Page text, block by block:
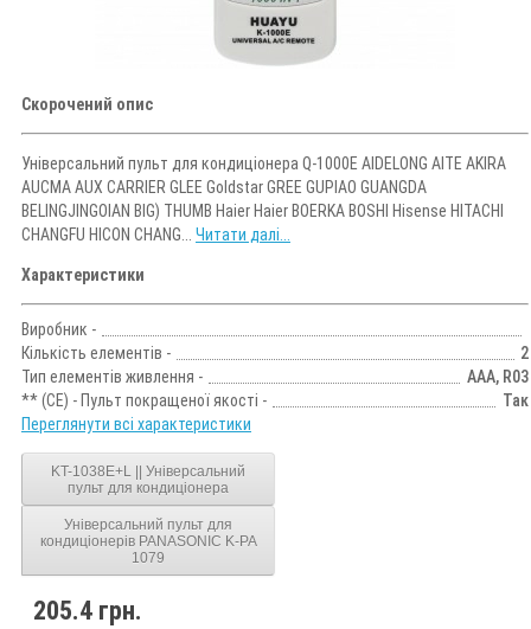
Скорочений опис
Універсальний пульт для кондиціонера Q-1000E AIDELONG AITE AKIRA
AUCMA AUX CARRIER GLEE Goldstar GREE GUPIAO GUANGDA
BELINGJINGOIAN BIG) THUMB Haier Haier BOERKA BOSHI Hisense HITACHI
CHANGFU HICON CHANG... Читати далі...
Характеристики
Виробник -
Кількість елементів -
2
Тип елементів живлення -
AAA, R03
** (CE) - Пульт покращеної якості -
Так
Переглянути всі характеристики
KT-1038E+L || Універсальний
пульт для кондиціонера
Універсальний пульт для
кондиціонерів PANASONIC K-PA
1079
205.4 грн.